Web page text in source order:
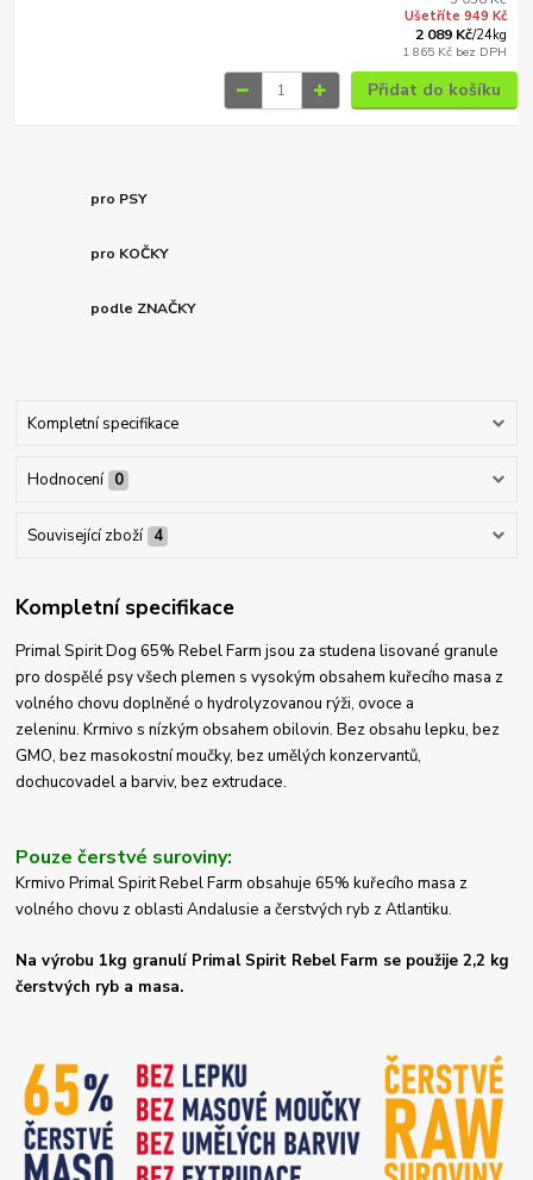
Ušetříte 949 Kč
2 089 Kč/24kg
1 865 Kč bez DPH
Přidat do košíku
pro PSY
pro KOČKY
podle ZNAČKY
Kompletní specifikace
Hodnocení 0
Související zboží 4
Kompletní specifikace
Primal Spirit Dog 65% Rebel Farm jsou za studena lisované granule
pro dospělé psy všech plemen s vysokým obsahem kuřecího masa z
volného chovu doplněné o hydrolyzovanou rýži, ovoce a
zeleninu.Krmivo s nízkým obsahem obilovin. Bez obsahu lepku, bez
GMO, bez masokostní moučky, bez umělých konzervantů,
dochucovadel a barviv, bez extrudace.
Pouze čerstvé suroviny:
Krmivo Primal Spirit Rebel Farm obsahuje 65% kuřecího masa z
volného chovu z oblasti Andalusie a čerstvých ryb z Atlantiku.
Na výrobu 1kg granulí Primal Spirit Rebel Farm se použije 2,2 kg
čerstvých ryb a masa.